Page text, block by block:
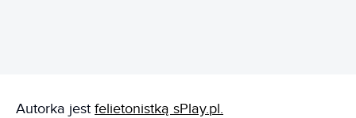
Autorka jest felietonistką sPlay.pl.